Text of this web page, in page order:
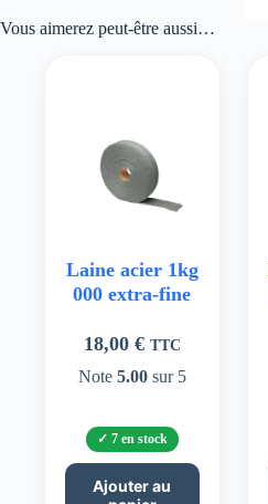
Vous aimerez peut-être aussi…
Laine acier 1kg
000 extra-fine
18,00 € TTC
Note 5.00sur 5
7 en stock
Ajouter au